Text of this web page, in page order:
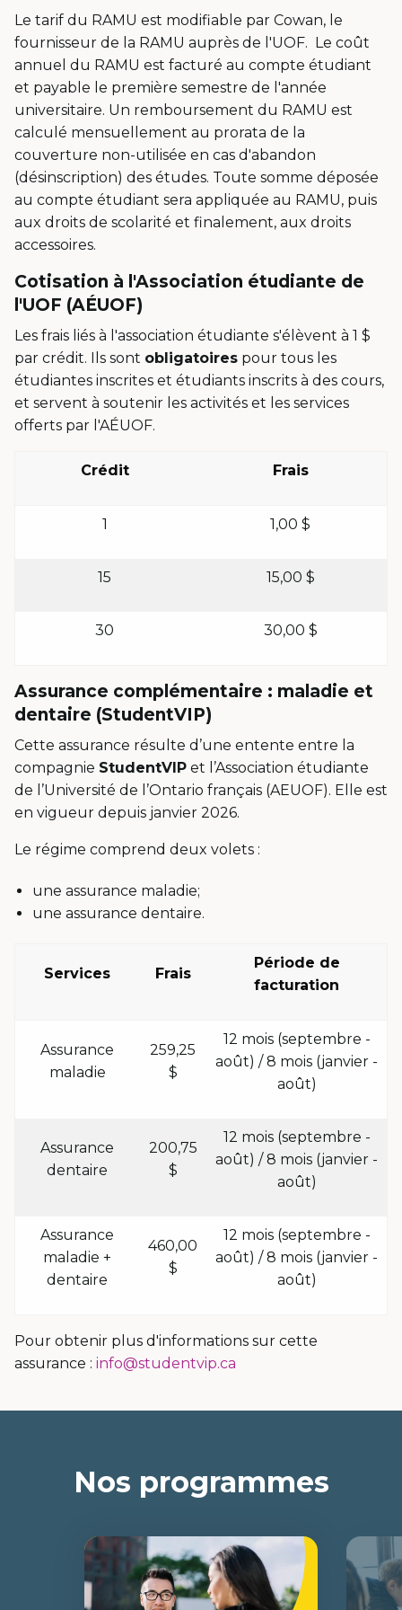
Le tarif du RAMU est modifiable par Cowan, le
fournisseur de la RAMU auprès de l'UOF. Le coût
annuel du RAMU est facturé au compte étudiant
et payable le première semestre de l'année
universitaire. Un remboursement du RAMU est
calculé mensuellement au prorata de la
couverture non-utilisée en cas d'abandon
(désinscription) des études. Toute somme déposée
au compte étudiant sera appliquée au RAMU, puis
aux droits de scolarité et finalement, aux droits
accessoires.
Cotisation à l'Association étudiante de
l'UOF (AÉUOF)
Les frais liés à l'association étudiante s'élèvent à 1 $
par crédit. Ils sont obligatoires pour tous les
étudiantes inscrites et étudiants inscrits à des cours,
et servent à soutenir les activités et les services
offerts par l'AÉUOF.
Crédit Frais
1 1,00 $
15 15,00 $
30 30,00 $
Assurance complémentaire : maladie et
dentaire (StudentVIP)
Cette assurance résulte d’une entente entre la
compagnie StudentVIP et l’Association étudiante
de l’Université de l’Ontario français (AEUOF). Elle est
en vigueur depuis janvier 2026.
Le régime comprend deux volets :
une assurance maladie;
une assurance dentaire.
Services Frais
Période de
facturation
Assurance
maladie
259,25
$
12 mois (septembre -
août) / 8 mois (janvier -
août)
Assurance
dentaire
200,75
$
12 mois (septembre -
août) / 8 mois (janvier -
août)
Assurance
maladie +
dentaire
460,00
$
12 mois (septembre -
août) / 8 mois (janvier -
août)
Pour obtenir plus d'informations sur cette
assurance : info@studentvip.ca
Nos programmes